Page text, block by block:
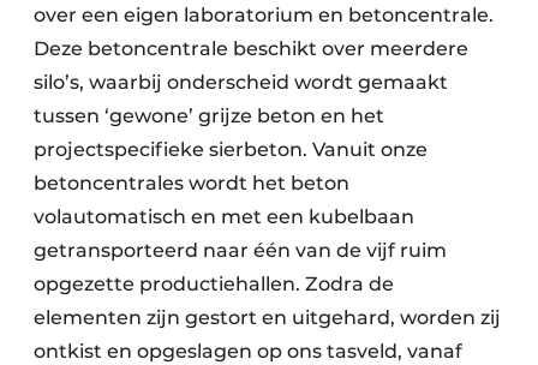
over een eigen laboratorium en betoncentrale.
Deze betoncentrale beschikt over meerdere
silo’s, waarbij onderscheid wordt gemaakt
tussen ‘gewone’ grijze beton en het
projectspecifieke sierbeton. Vanuit onze
betoncentrales wordt het beton
volautomatisch en met een kubelbaan
getransporteerd naar één van de vijf ruim
opgezette productiehallen. Zodra de
elementen zijn gestort en uitgehard, worden zij
ontkist en opgeslagen op ons tasveld, vanaf